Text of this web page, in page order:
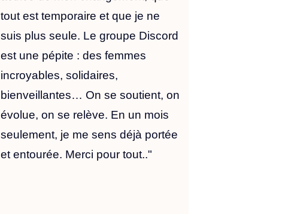
tout est temporaire et que je ne
suis plus seule. Le groupe Discord
est une pépite : des femmes
incroyables, solidaires,
bienveillantes… On se soutient, on
évolue, on se relève. En un mois
seulement, je me sens déjà portée
et entourée. Merci pour tout.."